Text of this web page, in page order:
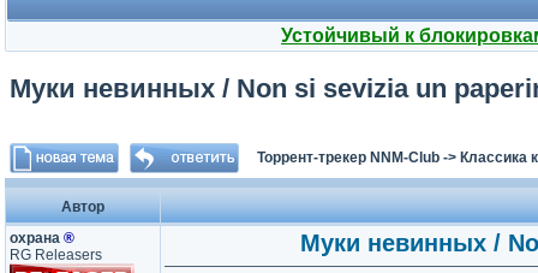
Устойчивый к
Муки невинных / Non si sevizia un
Торрент-трекер NNM-Club -> Классика
Автор
охрана ®
RG Releasers
Муки невинных /